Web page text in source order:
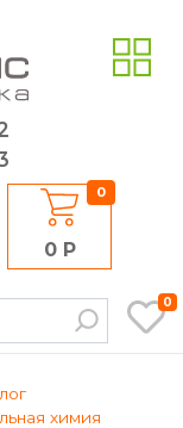
0
0 Р
0
химия